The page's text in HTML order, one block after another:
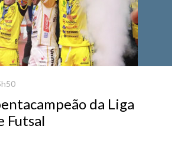
da Liga
Futsal